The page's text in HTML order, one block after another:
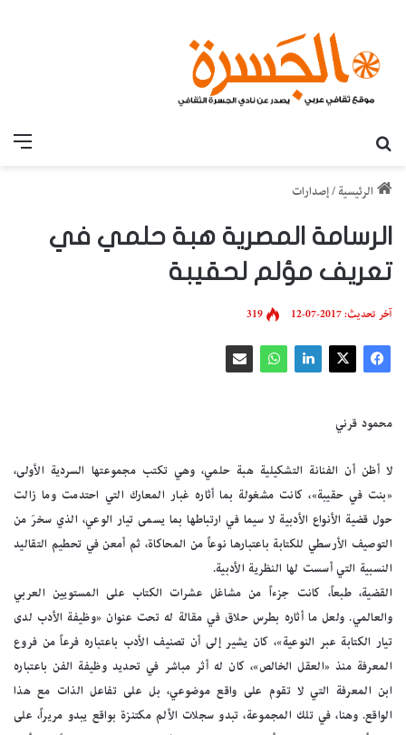
الرئيسية /إصدارات
الرسامة المصرية هبة حلمي في
تعريف مؤلم لحقيبة
آخر تحديث: 2017-07-12 319
محمود قرني
لا أظن أن الفنانة التشكيلية هبة حلمي، وهي تكتب مجموعتها السردية الأولى،
«بنت في حقيبة»، كانت مشغولة بما أثاره غبار المعارك التي احتدمت وما زالت
حول قضية الأنواع الأدبية لا سيما في ارتباطها بما يسمى تيار الوعي، الذي سخرَ من
التوصيف الأرسطي للكتابة باعتبارها نوعاً من المحاكاة، ثم أمعن في تحطيم التقاليد
النسبية التي أسست لها النظرية الأدبية.
القضية، طبعاً، كانت جزءاً من مشاغل عشرات الكتاب على المستويين العربي
والعالمي. ولعل ما أثاره بطرس حلاق في مقالة له تحت عنوان «وظيفة الأدب لدى
تيار الكتابة عبر النوعية»، كان يشير إلى أن تصنيف الأدب باعتباره فرعاً من فروع
المعرفة منذ «العقل الخالص»، كان له أثر مباشر في تحديد وظيفة الفن باعتباره
ابن المعرفة التي لا تقوم على واقع موضوعي، بل على تفاعل الذات مع هذا
الواقع. وهنا، في تلك المجموعة، تبدو سجلات الألم مكتنزة بواقع يبدو مريراً، على